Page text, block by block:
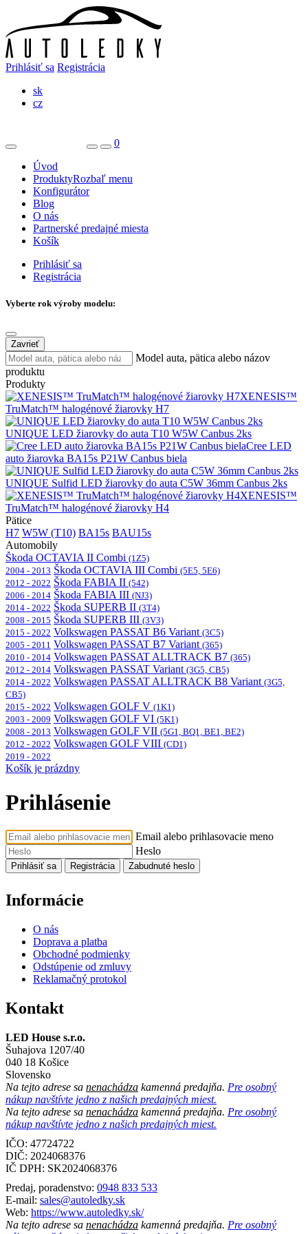
Prihlásiť sa Registrácia
sk
cz
0
Úvod
ProduktyRozbaľ menu
Konfigurátor
Blog
O nás
Partnerské predajné miesta
Košík
Prihlásiť sa
Registrácia
Vyberte rok výroby modelu:
Zavrieť
Model auta, pätica alebo názov
produktu
Produkty
XENESIS™
TruMatch™ halogénové žiarovky H7
UNIQUE LED žiarovky do auta T10 W5W Canbus 2ks
Cree LED
auto žiarovka BA15s P21W Canbus biela
UNIQUE Sulfid LED žiarovky do auta C5W 36mm Canbus 2ks
XENESIS™
TruMatch™ halogénové žiarovky H4
Pätice
H7 W5W (T10) BA15s BAU15s
Automobily
Škoda OCTAVIA II Combi (1Z5)
2004 - 2013 Škoda OCTAVIA III Combi (5E5, 5E6)
2012 - 2022 Škoda FABIA II (542)
2006 - 2014 Škoda FABIA III (NJ3)
2014 - 2022 Škoda SUPERB II (3T4)
2008 - 2015 Škoda SUPERB III (3V3)
2015 - 2022 Volkswagen PASSAT B6 Variant (3C5)
2005 - 2011 Volkswagen PASSAT B7 Variant (365)
2010 - 2014 Volkswagen PASSAT ALLTRACK B7 (365)
2012 - 2014 Volkswagen PASSAT Variant (3G5, CB5)
2014 - 2022 Volkswagen PASSAT ALLTRACK B8 Variant (3G5,
CB5)
2015 - 2022 Volkswagen GOLF V (1K1)
2003 - 2009 Volkswagen GOLF VI (5K1)
2008 - 2013 Volkswagen GOLF VII (5G1, BQ1, BE1, BE2)
2012 - 2022 Volkswagen GOLF VIII (CD1)
2019 - 2022
Košík je prázdny
Prihlásenie
Email alebo prihlasovacie meno
Heslo
Prihlásiť sa Registrácia Zabudnuté heslo
Informácie
O nás
Doprava a platba
Obchodné podmienky
Odstúpenie od zmluvy
Reklamačný protokol
Kontakt
LED House s.r.o.
Šuhajova 1207/40
040 18 Košice
Slovensko
Na tejto adrese sa nenachádza kamenná predajňa. Pre osobný
nákup navštívte jedno z našich predajných miest.
Na tejto adrese sa nenachádza kamenná predajňa. Pre osobný
nákup navštívte jedno z našich predajných miest.
IČO: 47724722
DIČ: 2024068376
IČ DPH: SK2024068376
Predaj, poradenstvo: 0948 833 533
E-mail: sales@autoledky.sk
Web: https://www.autoledky.sk/
Na tejto adrese sa nenachádza kamenná predajňa. Pre osobný